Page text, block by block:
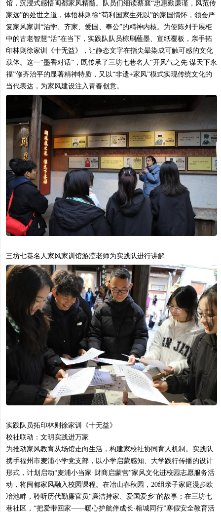
馆，沉浸式感悟闽都家风精髓。队员们细读蔡襄“忠惠勤廉谨，风范传
家远”的处世之道，体悟林则徐“苟利国家生死以”的家国情怀，领会严
复家风家训“治学、齐家、爱国、奉公”的精神内核。为使陈列于展柜
中的古老智慧“活”在当下，实践队队员棕刷蘸墨、宣纸覆板，亲手拓
印林则徐家训《十无益》，让静态文字在指尖晕染成可触可感的文化
载体。这一“墨香对话”，既传承了三坊七巷名人“开风气之先 谋天下永
福”修齐治平的显著精神特质，又以“非遗+家风”模式实现传统文化的
当代表达，为家风建设注入青春创意。
三坊七巷名人家风家训馆游滢老师为实践队进行讲解
实践队员拓印林则徐家训《十无益》
校社联动：文明实践进万家
为推动家风教育从场馆走向生活，构建家校社协同育人机制。实践队
携手福州市麦浦小学党支部，以小学启蒙感知、大学践行传播的设计
形式，计划启动“麦浦小当家·财商启蒙营”家风文化进校园志愿服务活
动，将闽都家风融入校园课程。在冶山春秋园，20组亲子家庭漫步欧
冶池畔，聆听历代勤廉官员“廉洁持家、爱国爱乡”的故事；在三坊七
巷社区，“把爱带回家——暖心护航伴成长·榕城同行”寒假安全教育活